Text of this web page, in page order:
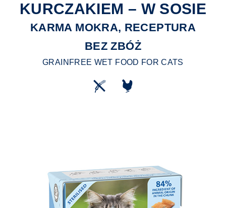
KURCZAKIEM – W SOSIE
KARMA MOKRA, RECEPTURA
BEZ ZBÓŻ
GRAINFREE WET FOOD FOR CATS